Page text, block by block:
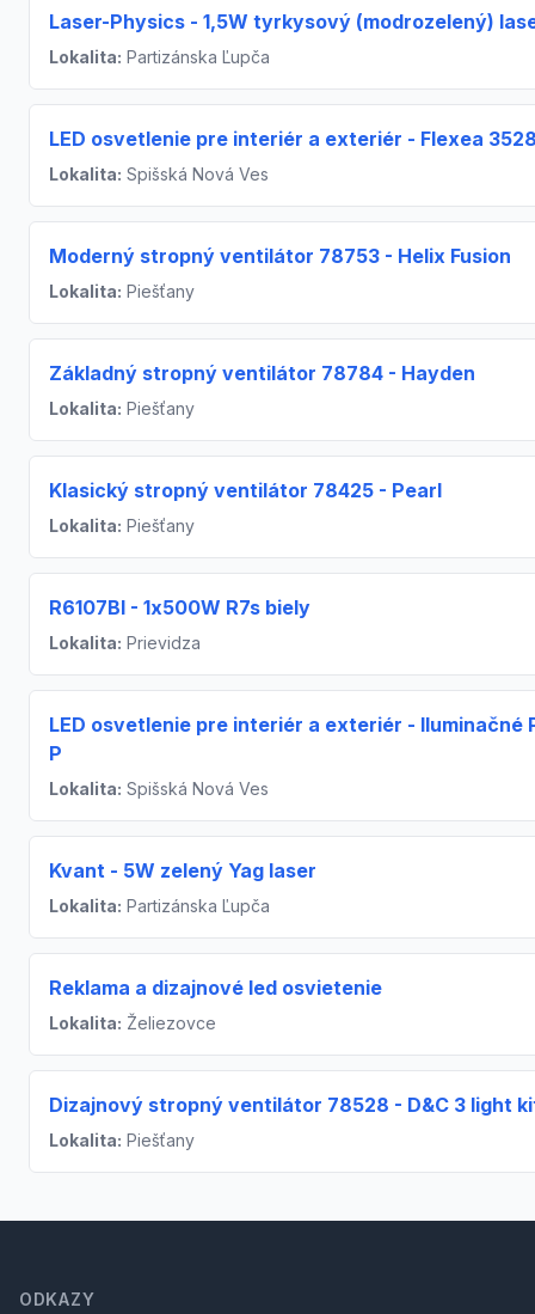
Laser-Physics - 1,5W tyrkysový (modrozelený)
Lokalita: Partizánska Ľupča
LED osvetlenie pre interiér a exteriér - Flexea
Lokalita: Spišská Nová Ves
Moderný stropný ventilátor 78753 - Helix Fusion
Lokalita: Piešťany
Základný stropný ventilátor 78784 - Hayden
Lokalita: Piešťany
Klasický stropný ventilátor 78425 - Pearl
Lokalita: Piešťany
R6107BI - 1x500W R7s biely
Lokalita: Prievidza
LED osvetlenie pre interiér a exteriér - Iluminačné
P
Lokalita: Spišská Nová Ves
Kvant - 5W zelený Yag laser
Lokalita: Partizánska Ľupča
Reklama a dizajnové led osvietenie
Lokalita: Želiezovce
Dizajnový stropný ventilátor 78528 - D&C 3 light
Lokalita: Piešťany
ODKAZY